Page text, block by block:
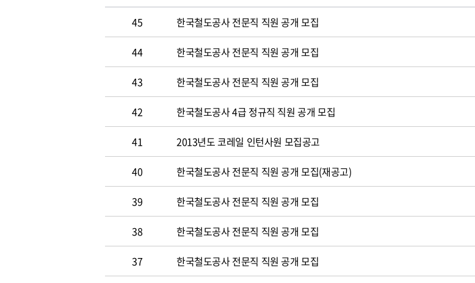
45 한국철도공사 전문직 직원 공개 모집
44 한국철도공사 전문직 직원 공개 모집
43 한국철도공사 전문직 직원 공개 모집
42 한국철도공사 4급 정규직 직원 공개 모집
41 2013년도 코레일 인턴사원 모집공고
40 한국철도공사 전문직 직원 공개 모집(재공고)
39 한국철도공사 전문직 직원 공개 모집
38 한국철도공사 전문직 직원 공개 모집
37 한국철도공사 전문직 직원 공개 모집